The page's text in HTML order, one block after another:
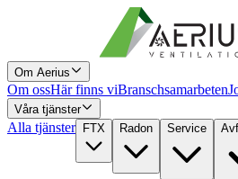
Om Aerius
Om ossHär finns viBranschsamarbeten
Våra tjänster
Alla tjänster FTX Radon Service